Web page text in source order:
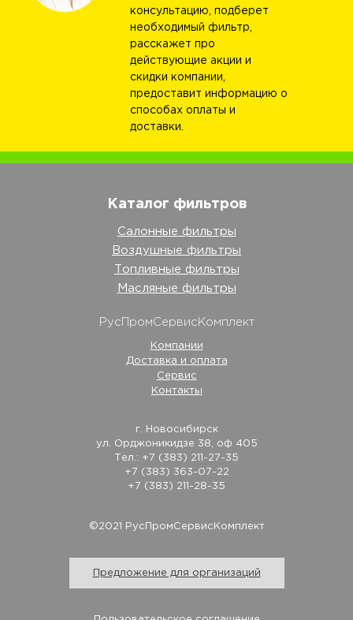
консультацию, подберет
необходимый фильтр,
расскажет про
действующие акции и
скидки компании,
предоставит информацию о
способах оплаты и
доставки.
©2021 РусПромСервисКомплект
Предложение для организаций
Каталог фильтров
Салонные фильтры
Воздушные фильтры
Топливные фильтры
Масляные фильтры
РусПромСервисКомплект
Компании
Доставка и оплата
Сервис
Контакты
г. Новосибирск
ул. Орджоникидзе 38, оф 405
Тел.: +7 (383) 211-27-35
+7 (383) 363-07-22
+7 (383) 211-28-35